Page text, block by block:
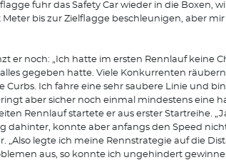
fuhr das Safety Car wieder in die Boxen,
bis zur Zielflagge beschleunigen, aber
er noch: „Ich hatte im ersten Rennlauf keine
gegeben hatte. Viele Konkurrenten
Curbs. Ich fahre eine sehr saubere Linie und
aber sicher noch einmal mindestens eine
Rennlauf startete er aus erster Startreihe.
dahinter, konnte aber anfangs den Speed
„Also legte ich meine Rennstrategie auf die
aus, so konnte ich ungehindert